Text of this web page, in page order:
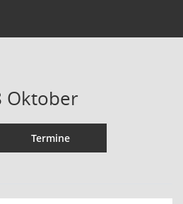
Oktober
Termine